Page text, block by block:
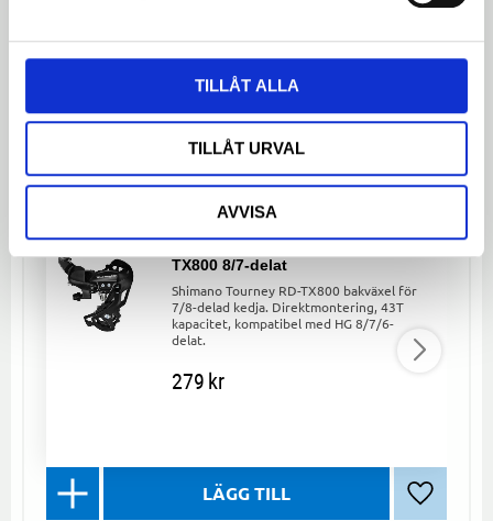
TILLÅT ALLA
TILLÅT URVAL
AVVISA
ANDRA KUNDER TITTADE
ÄVEN PÅ
TX800 8/7-delat
Shimano Tourney RD-TX800 bakväxel för
7/8-delad kedja. Direktmontering, 43T
kapacitet, kompatibel med HG 8/7/6-
delat.
279kr
Lägg till